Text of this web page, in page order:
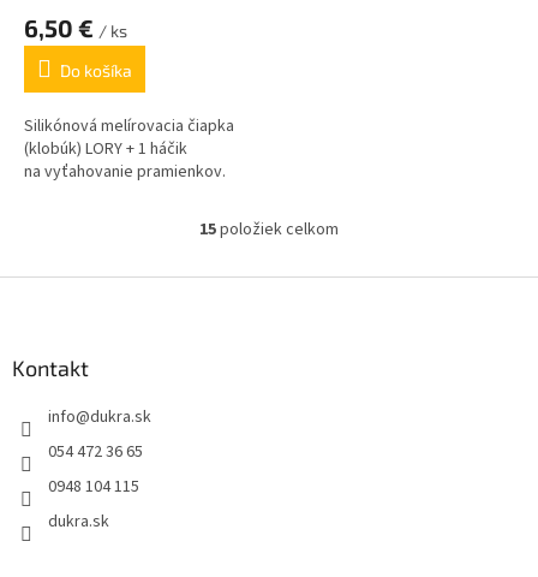
6,50 € / ks
Do košíka
Silikónová melírovacia čiapka
(klobúk) LORY + 1 háčik
na vyťahovanie pramienkov.
O
l
15položiek celkom
Kontakt
info@dukra.sk
054 472 36 65
0948 104 115
dukra.sk